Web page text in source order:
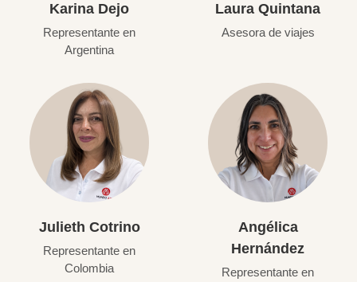
Karina Dejo
Representante en
Argentina
Laura Quintana
Asesora de viajes
Julieth Cotrino
Representante en
Colombia
Angélica
Hernández
Representante en